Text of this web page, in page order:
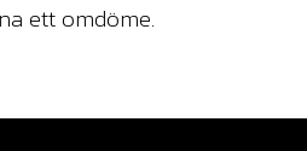
ett omdöme.